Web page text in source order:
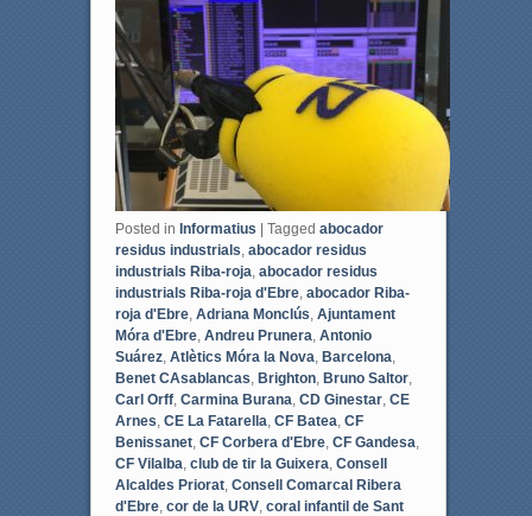
o
k
r
Posted in Informatius Tagged abocador
residus industrials, abocador residus
industrials Riba-roja, abocador residus
industrials Riba-roja d'Ebre, abocador Riba-
roja d'Ebre, Adriana Monclús, Ajuntament
Móra d'Ebre, Andreu Prunera, Antonio
Suárez, Atlètics Móra la Nova, Barcelona,
Benet CAsablancas, Brighton, Bruno Saltor,
Carl Orff, Carmina Burana, CD Ginestar, CE
Arnes, CE La Fatarella, CF Batea, CF
Benissanet, CF Corbera d'Ebre, CF Gandesa,
CF Vilalba, club de tir la Guixera, Consell
Alcaldes Priorat, Consell Comarcal Ribera
d'Ebre, cor de la URV, coral infantil de Sant